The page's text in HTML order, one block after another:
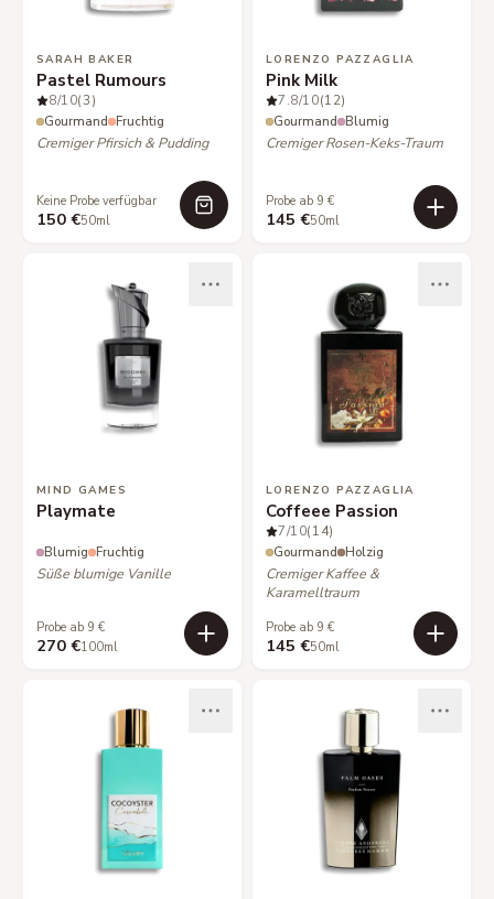
SARAH BAKER
Pastel Rumours
8/10(3)
Gourmand Fruchtig
Cremiger Pfirsich & Pudding
Keine Probe verfügbar
150 €50ml
LORENZO PAZZAGLIA
Pink Milk
7.8/10(12)
Gourmand Blumig
Cremiger Rosen-Keks-Traum
Probe ab 9 €
145 €50ml
MIND GAMES
Playmate
Blumig Fruchtig
Süße blumige Vanille
Probe ab 9 €
270 €100ml
LORENZO PAZZAGLIA
Coffeee Passion
7/10(14)
Gourmand Holzig
Cremiger Kaffee &
Karamelltraum
Probe ab 9 €
145 €50ml